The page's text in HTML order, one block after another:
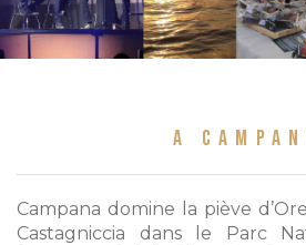
A
Campana domine la piève
Castagniccia dans le Parc